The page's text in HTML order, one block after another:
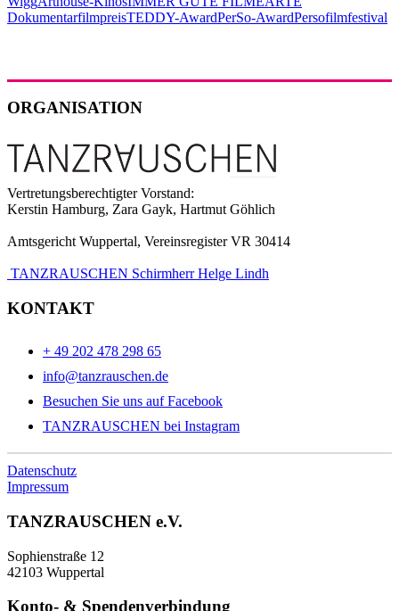
DokumentarfilmpreisTEDDY-AwardPerSo-AwardPersofilmfestival
ORGANISATION
Vertretungsberechtigter Vorstand:
Kerstin Hamburg, Zara Gayk, Hartmut Göhlich
Amtsgericht Wuppertal, Vereinsregister VR 30414
TANZRAUSCHEN Schirmherr Helge Lindh
KONTAKT
+ 49 202 478 298 65
info@tanzrauschen.de
Besuchen Sie uns auf Facebook
TANZRAUSCHEN bei Instagram
Datenschutz
Impressum
TANZRAUSCHEN e.V.
Sophienstraße 12
42103 Wuppertal
Konto- & Spendenverbindung